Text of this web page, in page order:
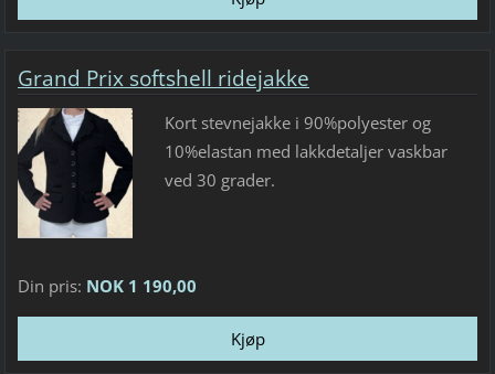
Grand Prix softshell ridejakke
Kort stevnejakke i 90%polyester og
10%elastan med lakkdetaljer vaskbar
ved 30 grader.
Din pris: NOK 1 190,00